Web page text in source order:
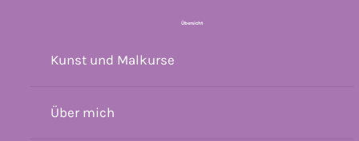
Übersicht
Kunst und Malkurse
Über mich